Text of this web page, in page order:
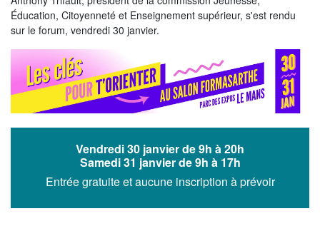
Les expositions virtuelles
La Sarthe sur les réseaux
La newsletter du Département de la
Sarthe
LE CONSEIL DÉPARTEMENTAL
Les conseillers départementaux
Les commissions
Éducation, Citoyenneté et Enseignement supérieur, s'est rendu
sur le forum, vendredi 30 janvier.
Vendredi 30 janvier de 9h à 20h
Samedi 31 janvier de 9h à 17h
Entrée gratuite et aucune inscription à prévoir